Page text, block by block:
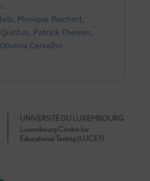
, Monique Reichert,
, Patrick Theisen,
Carvalho